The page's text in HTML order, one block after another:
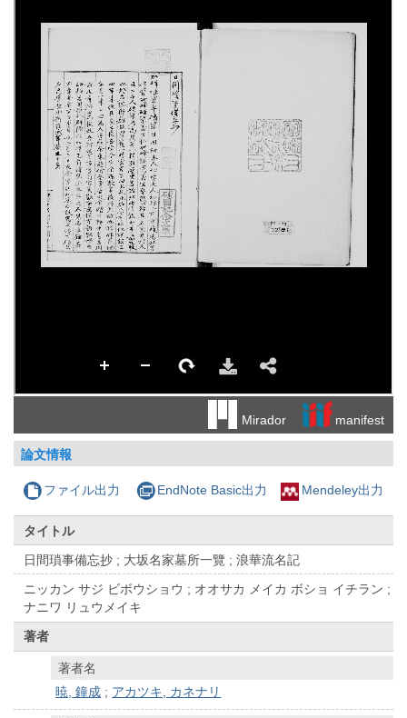
Mirador manifest
論文情報
ファイル出力 EndNote Basic出力 Mendeley出力
タイトル
日間瑣事備忘抄 ; 大坂名家墓所一覽 ; 浪華流名記
ニッカン サジ ビボウショウ ; オオサカ メイカ ボショ イチラン ;
ナニワ リュウメイキ
著者
著者名
暁, 鐘成 ; アカツキ, カネナリ